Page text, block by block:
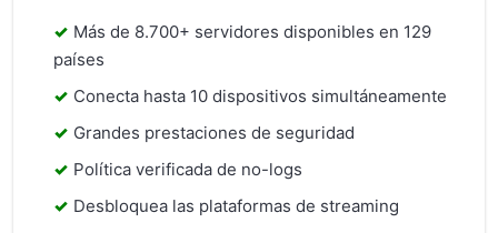
Más de 8.700+ servidores disponibles en 129
países
Conecta hasta 10 dispositivos simultáneamente
Grandes prestaciones de seguridad
Política verificada de no-logs
Desbloquea las plataformas de streaming